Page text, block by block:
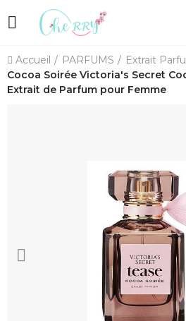
Accueil PARFUMS
Extrait
Cocoa Soirée Victoria's Secret
Extrait de Parfum pour Femme